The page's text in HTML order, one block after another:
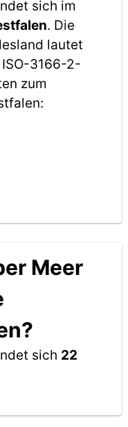
sich im
. Die
lautet
3166-2-
zum
Meer
sich 22